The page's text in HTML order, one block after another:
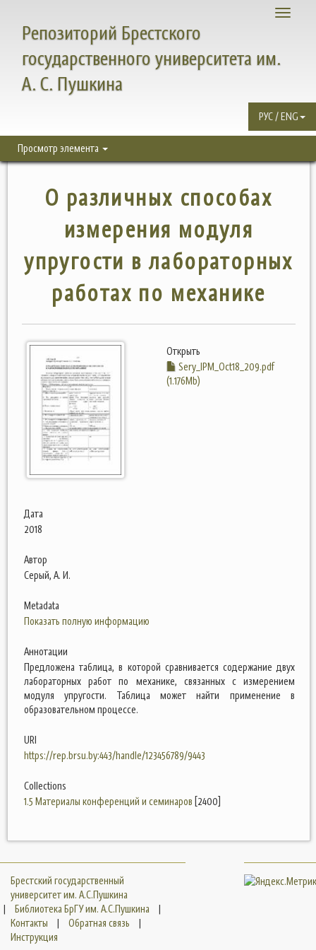
Toggle
Репозиторий Брестского
государственного университета им.
А. С. Пушкина
РУС / ENG
Просмотр элемента
О различных способах
измерения модуля
упругости в лабораторных
работах по механике
Открыть
Sery_IPM_Oct18_209.pdf
(1.176Mb)
Дата
2018
Автор
Серый, А. И.
Metadata
Показать полную информацию
Аннотации
Предложена таблица, в которой сравнивается содержание двух
лабораторных работ по механике, связанных с измерением
модуля упругости. Таблица может найти применение в
образовательном процессе.
URI
https://rep.brsu.by:443/handle/123456789/9443
Collections
1.5 Материалы конференций и семинаров [2400]
Брестский государственный
университет им. А.С.Пушкина
|
Библиотека БрГУ им. А.С.Пушкина
|
Контакты
| Обратная связь
|
Инструкция